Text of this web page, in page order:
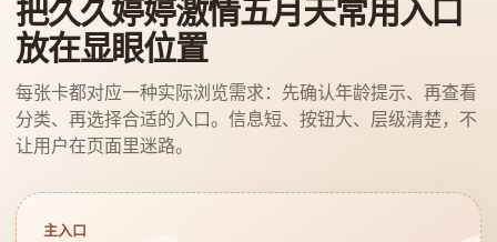
把久久婷婷激情五月天常用入口
放在显眼位置
每张卡都对应一种实际浏览需求：先确认年龄提示、再查看
分类、再选择合适的入口。信息短、按钮大、层级清楚，不
让用户在页面里迷路。
主入口